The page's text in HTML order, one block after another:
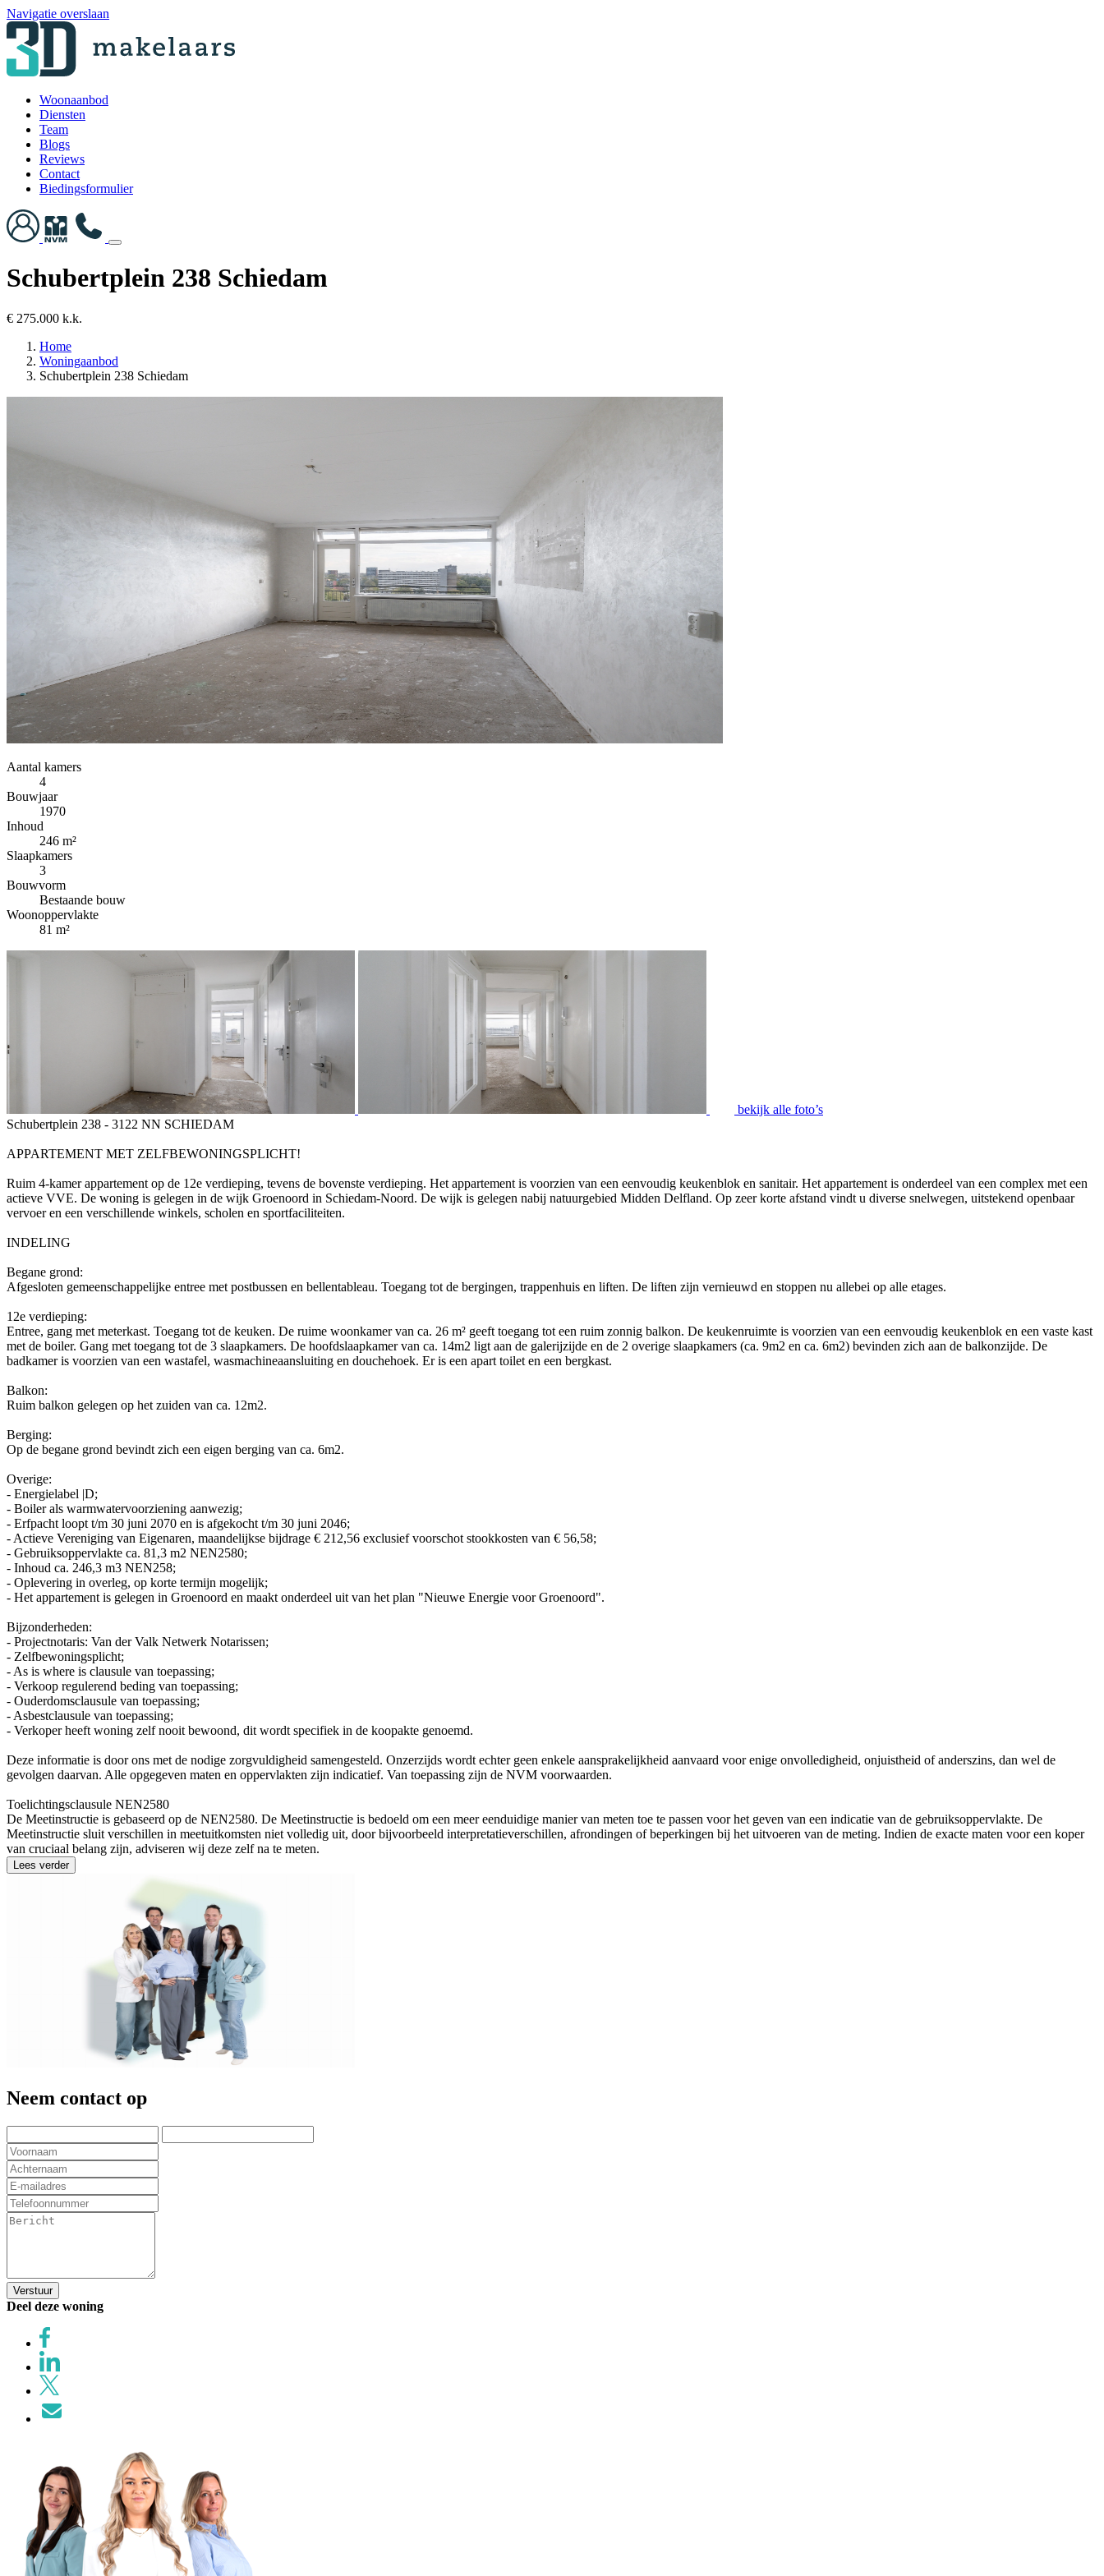
Navigatie overslaan
Woonaanbod
Diensten
Team
Blogs
Reviews
Contact
Biedingsformulier
Schubertplein 238 Schiedam
€ 275.000 k.k.
Home
Woningaanbod
Schubertplein 238 Schiedam
Aantal kamers
4
Bouwjaar
1970
Inhoud
246 m²
Slaapkamers
3
Bouwvorm
Bestaande bouw
Woonoppervlakte
81 m²
bekijk alle foto’s
Schubertplein 238 - 3122 NN SCHIEDAM
APPARTEMENT MET ZELFBEWONINGSPLICHT!
Ruim 4-kamer appartement op de 12e verdieping, tevens de bovenste verdieping. Het appartement is voorzien van een eenvoudig keukenblok en sanitair. Het appartement is onderdeel van een complex met een
actieve VVE. De woning is gelegen in de wijk Groenoord in Schiedam-Noord. De wijk is gelegen nabij natuurgebied Midden Delfland. Op zeer korte afstand vindt u diverse snelwegen, uitstekend openbaar
vervoer en een verschillende winkels, scholen en sportfaciliteiten.
INDELING
Begane grond:
Afgesloten gemeenschappelijke entree met postbussen en bellentableau. Toegang tot de bergingen, trappenhuis en liften. De liften zijn vernieuwd en stoppen nu allebei op alle etages.
12e verdieping:
Entree, gang met meterkast. Toegang tot de keuken. De ruime woonkamer van ca. 26 m² geeft toegang tot een ruim zonnig balkon. De keukenruimte is voorzien van een eenvoudig keukenblok en een vaste kast
met de boiler. Gang met toegang tot de 3 slaapkamers. De hoofdslaapkamer van ca. 14m2 ligt aan de galerijzijde en de 2 overige slaapkamers (ca. 9m2 en ca. 6m2) bevinden zich aan de balkonzijde. De
badkamer is voorzien van een wastafel, wasmachineaansluiting en douchehoek. Er is een apart toilet en een bergkast.
Balkon:
Ruim balkon gelegen op het zuiden van ca. 12m2.
Berging:
Op de begane grond bevindt zich een eigen berging van ca. 6m2.
Overige:
- Energielabel |D;
- Boiler als warmwatervoorziening aanwezig;
- Erfpacht loopt t/m 30 juni 2070 en is afgekocht t/m 30 juni 2046;
- Actieve Vereniging van Eigenaren, maandelijkse bijdrage € 212,56 exclusief voorschot stookkosten van € 56,58;
- Gebruiksoppervlakte ca. 81,3 m2 NEN2580;
- Inhoud ca. 246,3 m3 NEN258;
- Oplevering in overleg, op korte termijn mogelijk;
- Het appartement is gelegen in Groenoord en maakt onderdeel uit van het plan "Nieuwe Energie voor Groenoord".
Bijzonderheden:
- Projectnotaris: Van der Valk Netwerk Notarissen;
- Zelfbewoningsplicht;
- As is where is clausule van toepassing;
- Verkoop regulerend beding van toepassing;
- Ouderdomsclausule van toepassing;
- Asbestclausule van toepassing;
- Verkoper heeft woning zelf nooit bewoond, dit wordt specifiek in de koopakte genoemd.
Deze informatie is door ons met de nodige zorgvuldigheid samengesteld. Onzerzijds wordt echter geen enkele aansprakelijkheid aanvaard voor enige onvolledigheid, onjuistheid of anderszins, dan wel de
gevolgen daarvan. Alle opgegeven maten en oppervlakten zijn indicatief. Van toepassing zijn de NVM voorwaarden.
Toelichtingsclausule NEN2580
De Meetinstructie is gebaseerd op de NEN2580. De Meetinstructie is bedoeld om een meer eenduidige manier van meten toe te passen voor het geven van een indicatie van de gebruiksoppervlakte. De
Meetinstructie sluit verschillen in meetuitkomsten niet volledig uit, door bijvoorbeeld interpretatieverschillen, afrondingen of beperkingen bij het uitvoeren van de meting. Indien de exacte maten voor een koper
van cruciaal belang zijn, adviseren wij deze zelf na te meten.
Lees verder
Neem contact op
Verstuur
Deel deze woning